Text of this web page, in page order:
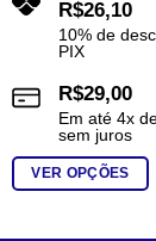
R$26,10
10% de
PIX
R$29,00
Em até4x
sem juros
VER OPÇÕES